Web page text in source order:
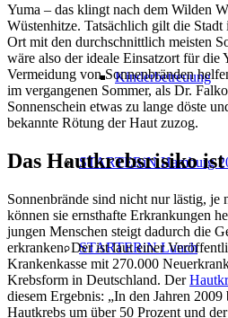
Kinderbetreuung
STARTERiN Hamburg
STARTERiN Lunch
Yuma – das klingt nach dem Wilden
Wüstenhitze. Tatsächlich gilt die
Ort mit den durchschnittlich meisten
wäre also der ideale Einsatzort für die
Vermeidung von Sonnenbränden
im vergangenen Sommer, als Dr.
Sonnenschein etwas zu lange döste
bekannte Rötung der Haut zuzog.
Das Hautkrebsrisiko ist
Sonnenbrände sind nicht nur lästig,
können sie ernsthafte Erkrankungen
jungen Menschen steigt dadurch die
erkranken. Der ist laut einer
Krankenkasse mit 270.000
Krebsform in Deutschland. Der
diesem Ergebnis: „In den Jahren
Hautkrebs um über 50 Prozent und